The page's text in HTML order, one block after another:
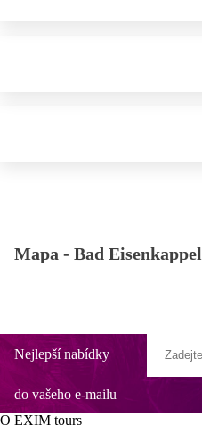
Mapa - Bad Eisenkappel
Nejlepší nabídky
do vašeho e-mailu
O EXIM tours